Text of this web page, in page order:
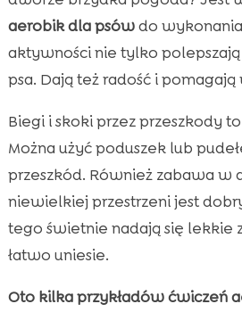
aerobik dla psówdo
aktywności nie tylko
psa. Dają też radość i pomagają
Biegi i skoki przez przeszkody
Można użyć poduszek lub
przeszkód. Również zabawa w
niewielkiej przestrzeni jest
tego świetnie nadają się lekkie
łatwo uniesie.
Oto kilka przykładów ćwiczeń